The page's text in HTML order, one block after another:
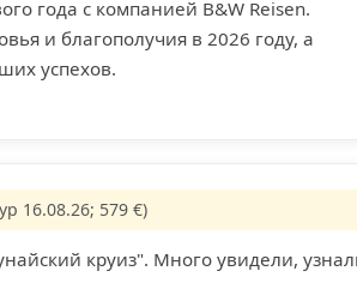
года с компанией B&W Reisen.
и благополучия в 2026 году, а
успехов.
16.08.26; 579 €)
круиз". Много увидели,